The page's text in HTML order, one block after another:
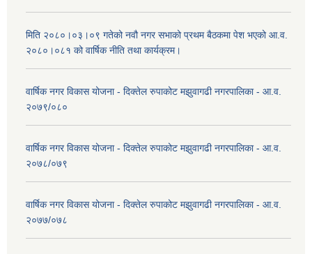
मिति २०८०।०३।०९ गतेको नवौ नगर सभाको प्रथम बैठकमा पेश भएको आ.व.
२०८०।०८१ को वार्षिक नीति तथा कार्यक्रम।
वार्षिक नगर विकास योजना - दिक्तेल रुपाकोट मझुवागढी नगरपालिका - आ.व.
२०७९/०८०
वार्षिक नगर विकास योजना - दिक्तेल रुपाकोट मझुवागढी नगरपालिका - आ.व.
२०७८/०७९
वार्षिक नगर विकास योजना - दिक्तेल रुपाकोट मझुवागढी नगरपालिका - आ.व.
२०७७/०७८